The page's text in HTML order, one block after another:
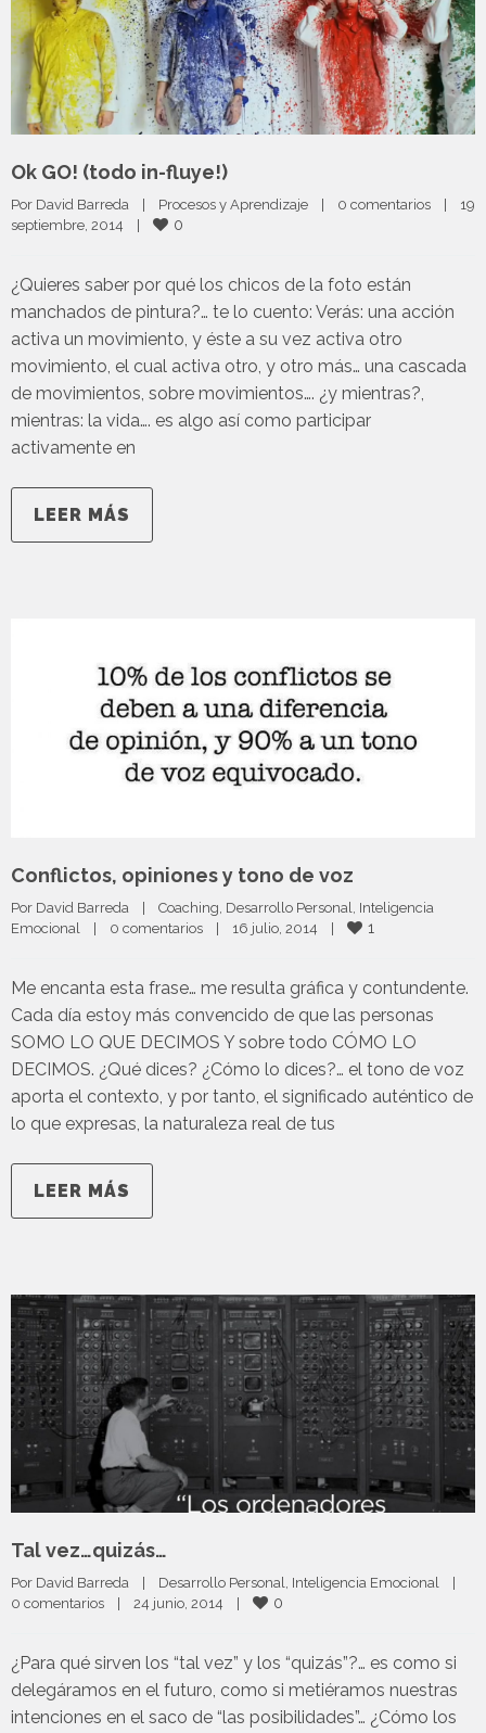
Ok GO! (todo in-fluye!)
Por David Barreda Procesos y Aprendizaje 0 comentarios
19
septiembre, 2014
0
¿Quieres saber por qué los chicos de la foto están
manchados de pintura?… te lo cuento: Verás: una acción
activa un movimiento, y éste a su vez activa otro
movimiento, el cual activa otro, y otro más… una cascada
de movimientos, sobre movimientos…. ¿y mientras?,
mientras: la vida…. es algo así como participar
activamente en
LEER MÁS
Conflictos, opiniones y tono de voz
Por David Barreda | Coaching Desarrollo Personal Inteligencia
Emocional
| 0 comentarios | 16 julio, 2014 | 1
Me encanta esta frase… me resulta gráfica y contundente.
Cada día estoy más convencido de que las personas
SOMO LO QUE DECIMOS Y sobre todo CÓMO LO
DECIMOS. ¿Qué dices? ¿Cómo lo dices?… el tono de voz
aporta el contexto, y por tanto, el significado auténtico de
lo que expresas, la naturaleza real de tus
LEER MÁS
Tal vez…quizás…
Por David Barreda Desarrollo Personal, Inteligencia Emocional
0 comentarios
24 junio, 2014 0
¿Para qué sirven los “tal vez” y los “quizás”?… es como si
delegáramos en el futuro, como si metiéramos nuestras
intenciones en el saco de “las posibilidades”… ¿Cómo los